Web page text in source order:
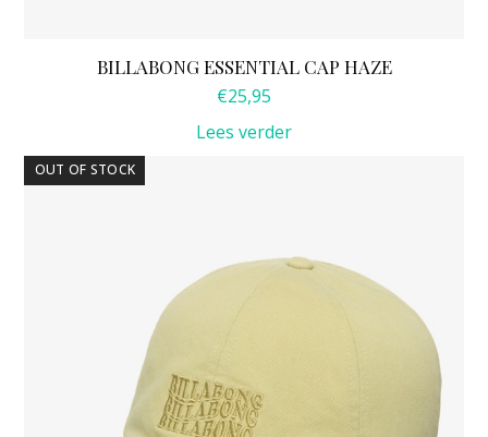
BILLABONG ESSENTIAL CAP HAZE
€25,95
Lees verder
OUT OF STOCK